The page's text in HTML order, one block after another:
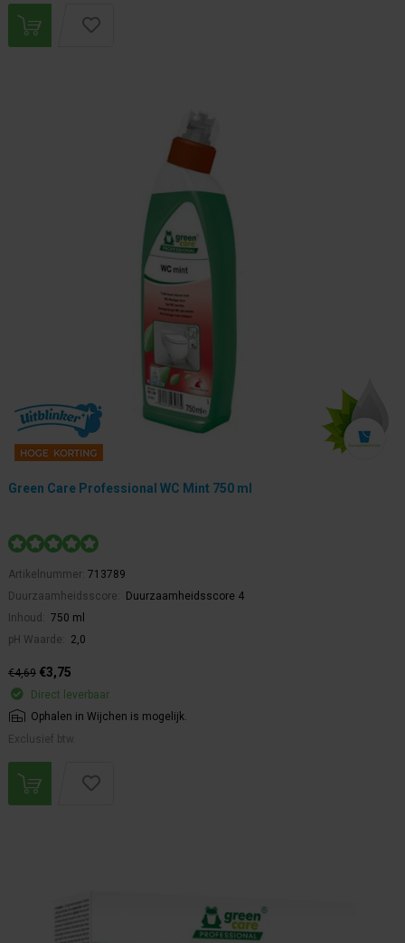
Green Care Professional WC Mint 750 ml
Artikelnummer: 713789
Duurzaamheidsscore:
Duurzaamheidsscore 4
Inhoud:
750 ml
pH Waarde:
2,0
€4,69 €3,75
Direct leverbaar
Ophalen in Wijchen is mogelijk.
Exclusief btw.